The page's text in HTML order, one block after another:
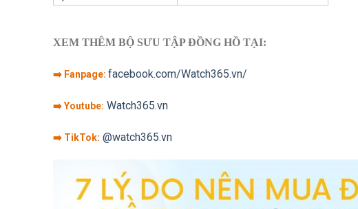
XEM THÊM BỘ SƯU TẬP ĐỒNG HỒ TẠI:
➡️ Fanpage: facebook.com/Watch365.vn/
➡️ Youtube: Watch365.vn
➡️ TikTok: @watch365.vn